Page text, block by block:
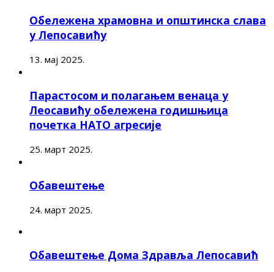
Обележена храмовна и општинска слава
у Лепосавићу
13. мај 2025.
Парастосом и полагањем венаца у
Леосавићу обележена годишњица
почетка НАТО агресије
25. март 2025.
Обавештење
24. март 2025.
Обавештење Дома Здравља Лепосавић